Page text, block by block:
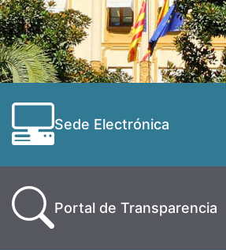
Sede Electrónica
Portal de Transparencia